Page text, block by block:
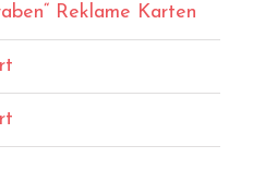
Reklame Karten